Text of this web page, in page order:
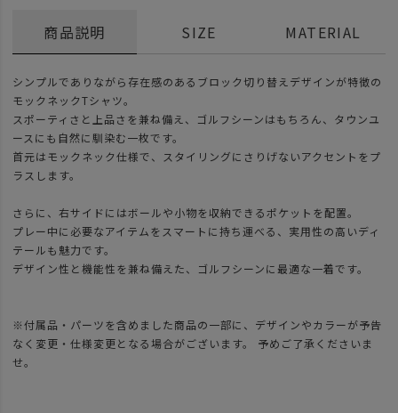
商品説明
シンプルでありながら存在感のあるブロック切り替えデザインが特徴の
モックネックTシャツ。
スポーティさと上品さを兼ね備え、ゴルフシーンはもちろん、タウンユ
ースにも自然に馴染む一枚です。
首元はモックネック仕様で、スタイリングにさりげないアクセントをプ
ラスします。
さらに、右サイドにはボールや小物を収納できるポケットを配置。
プレー中に必要なアイテムをスマートに持ち運べる、実用性の高いディ
テールも魅力です。
デザイン性と機能性を兼ね備えた、ゴルフシーンに最適な一着です。
※付属品・パーツを含めました商品の一部に、デザインやカラーが予告
なく変更・仕様変更となる場合がございます。 予めご了承くださいま
せ。
SIZE MATERIAL